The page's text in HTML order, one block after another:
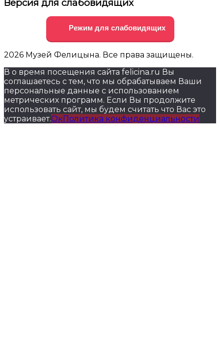
Версия для слабовидящих
Режим для слабовидящих
2026 Музей Фелицына. Все права защищены.
В о время посещения сайта felicina.ru Вы
соглашаетесь с тем, что мы обрабатываем Ваши
персональные данные с использованием
метрических программ. Если Вы продолжите
использовать сайт, мы будем считать что Вас это
устраивает.ОкПолитика конфиденциальности